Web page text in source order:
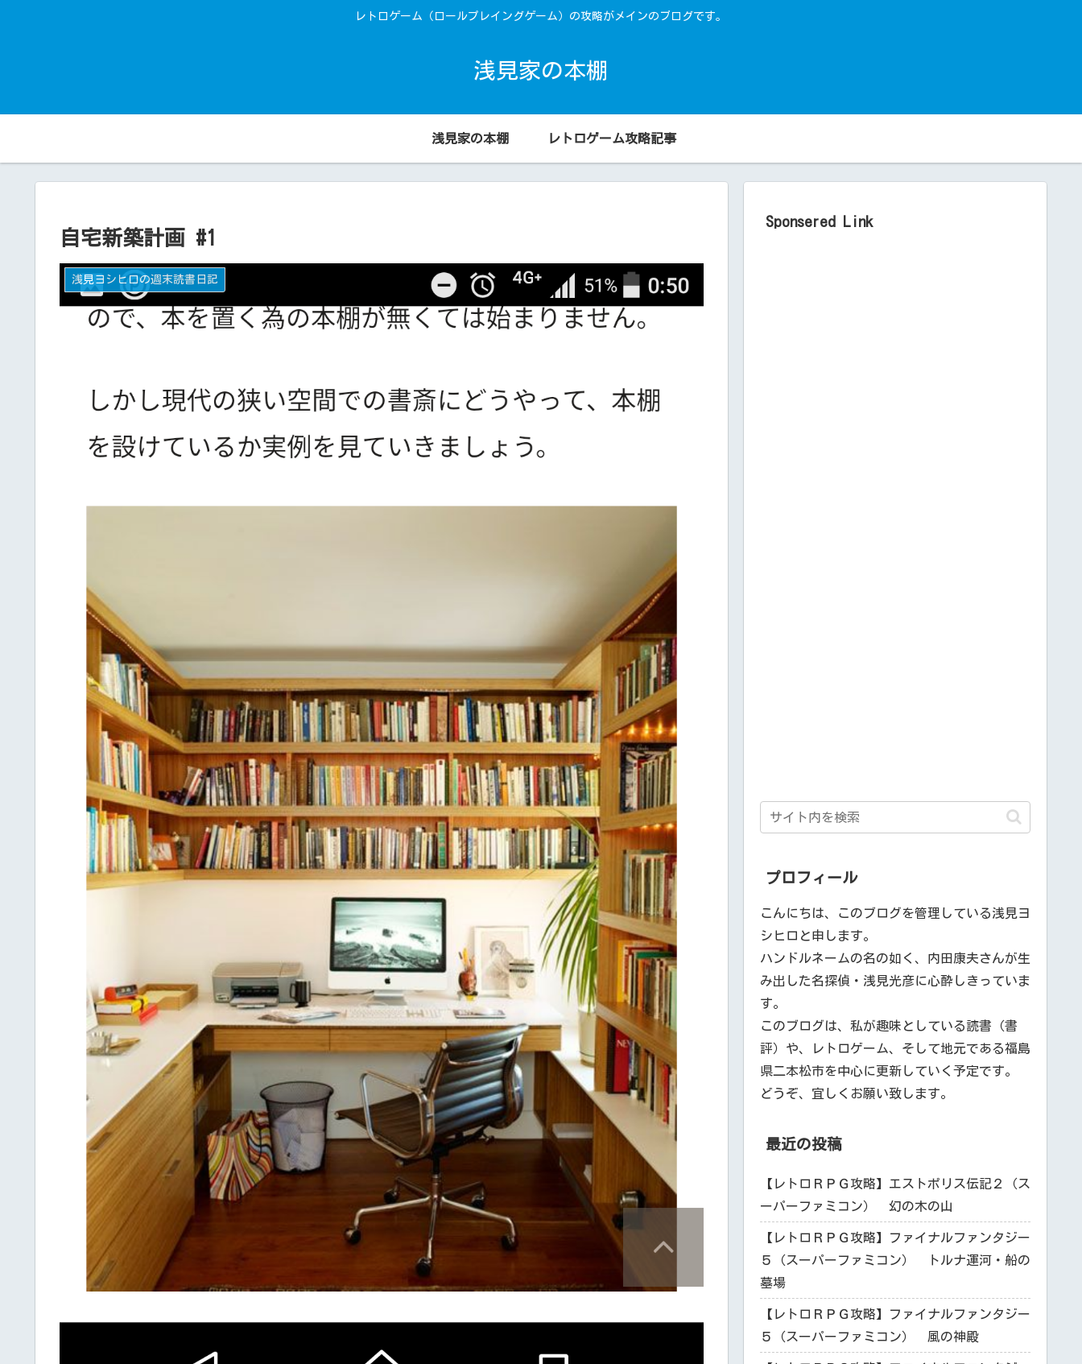
レトロゲーム（ロールプレイングゲーム）の攻略がメインのブログです。
浅見家の本棚
浅見家の本棚 レトロゲーム攻略記事
自宅新築計画 #1
浅見ヨシヒロの週末読書日記
Sponsered Link
プロフィール
こんにちは、このブログを管理している浅見ヨ
シヒロと申します。
ハンドルネームの名の如く、内田康夫さんが生
み出した名探偵・浅見光彦に心酔しきっていま
す。
このブログは、私が趣味としている読書（書
評）や、レトロゲーム、そして地元である福島
県二本松市を中心に更新していく予定です。
どうぞ、宜しくお願い致します。
最近の投稿
【レトロＲＰＧ攻略】エストポリス伝記２（ス
ーパーファミコン） 幻の木の山
【レトロＲＰＧ攻略】ファイナルファンタジー
５（スーパーファミコン） トルナ運河・船の
墓場
【レトロＲＰＧ攻略】ファイナルファンタジー
５（スーパーファミコン） 風の神殿